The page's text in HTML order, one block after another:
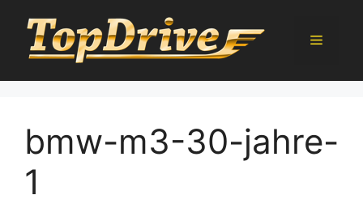
obsah
Menu
bmw-m3-30-jahre-
1